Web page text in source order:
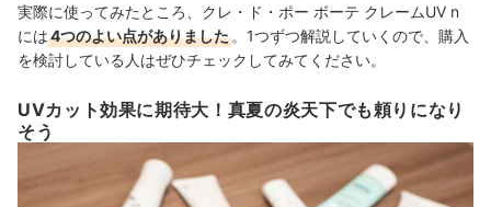
実際に使ってみたところ、クレ・ド・ポー ボーテ クレームUV n
には4つのよい点がありました 。1つずつ解説していくので、購入
を検討している人はぜひチェックしてみてください。
UVカット効果に期待大！真夏の炎天下でも頼りになり
そう